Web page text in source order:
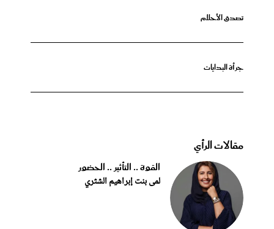
تصدق الأحلام
جرأة البدايات
مقالات الرأي
القوة .. التأثير .. الحضور
لمى بنت إبراهيم الشثري